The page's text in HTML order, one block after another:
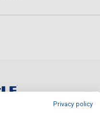
Privacy policy